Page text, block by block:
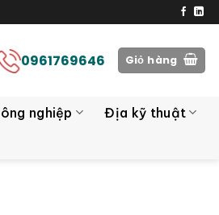
0961769646 Giỏ hàng
nghiệp
Địa kỹ thuật